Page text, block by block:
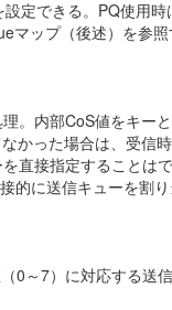
設定できる。PQ使
マップ（後述）を参
。内部CoS値をキ
かった場合は、受信
直接指定すること
的に送信キューを割
0～7）に対応する